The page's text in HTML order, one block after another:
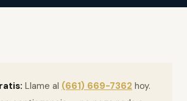
Llame al (661) 669-7362 hoy.